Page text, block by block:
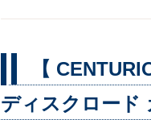
【
ディスクロード